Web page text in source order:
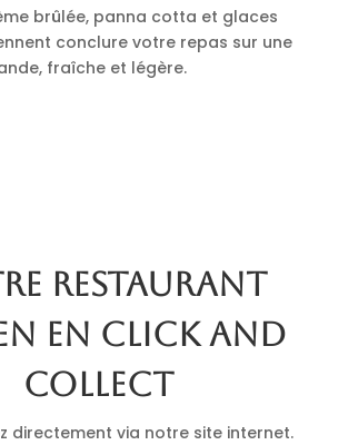
brûlée, panna cotta et glaces
conclure votre repas sur une
fraîche et légère.
restaurant
en click and
collect
directement via notre site internet.